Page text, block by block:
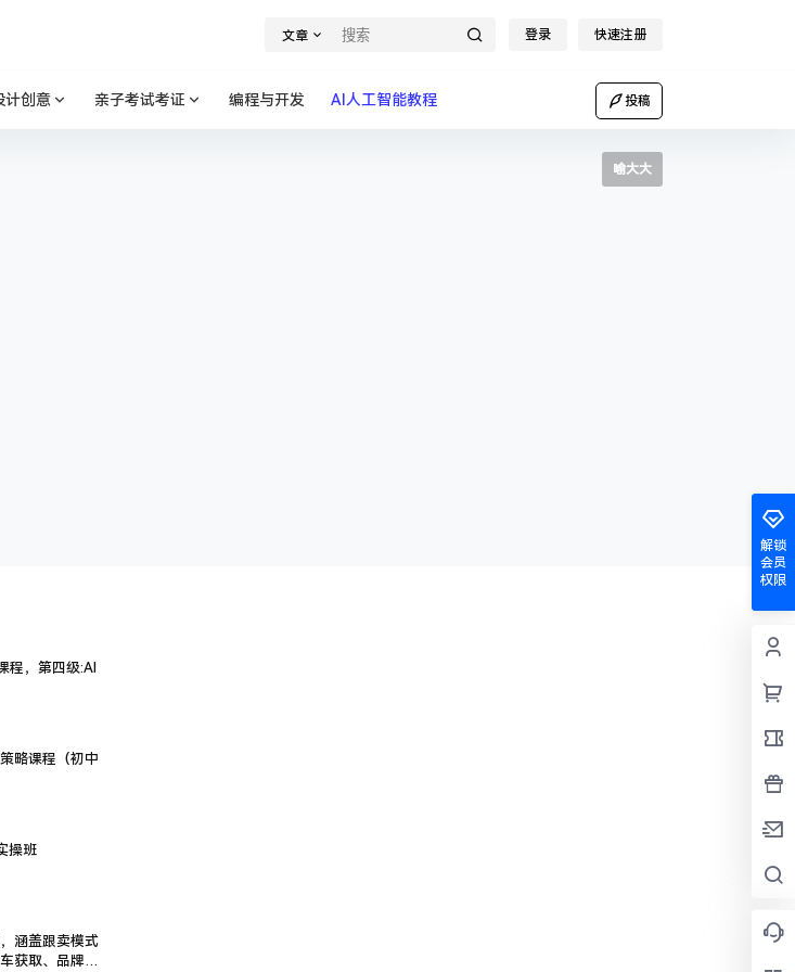
文章 登录 快速注册
计创意 亲子考试考证 编程与开发 AI人工智能教程 投稿
喻大大
解锁
会员
权限
程，第四级:AI
略课程（初中
操班
涵盖跟卖模式
获取、品牌与